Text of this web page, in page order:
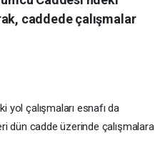
caddede çalışmalar
yol çalışmaları esnafı da
dün cadde üzerinde çalışmalara